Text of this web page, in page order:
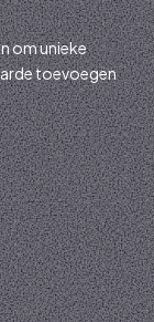
om unieke
toevoegen